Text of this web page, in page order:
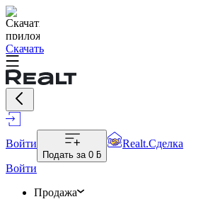
Скачать
Войти
Подать за 0 ƃ
Realt.Сделка
Войти
Продажа